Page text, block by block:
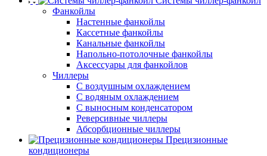
Фанкойлы
Настенные фанкойлы
Кассетные фанкойлы
Канальные фанкойлы
Напольно-потолочные фанкойлы
Аксессуары для фанкойлов
Чиллеры
С воздушным охлаждением
С водяным охлаждением
С выносным конденсатором
Реверсивные чиллеры
Абсорбционные чиллеры
Прецизионные
кондиционеры